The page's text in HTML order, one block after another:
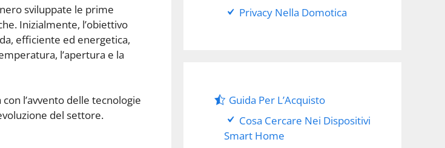
sviluppate le prime
Inizialmente, l’obiettivo
efficiente ed energetica,
l’apertura e la
l’avvento delle tecnologie
del settore.
Privacy Nella Domotica
Guida Per L’Acquisto
Cosa Cercare Nei Dispositivi
Smart Home